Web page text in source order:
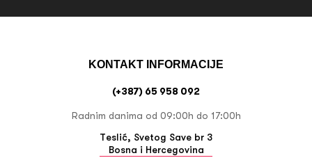
KONTAKT INFORMACIJE
(+387) 65 958 092
Radnim danima od 09:00h do 17:00h
Teslić, Svetog Save br 3
Bosna i Hercegovina